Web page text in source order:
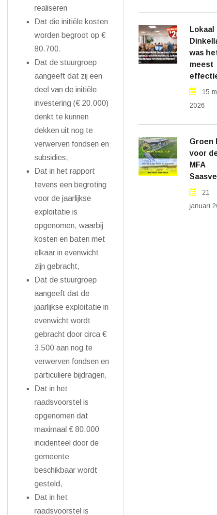
realiseren
Dat die initiële kosten
worden begroot op €
80.700.
Dat de stuurgroep
aangeeft dat zij een
deel van de initiële
investering (€ 20.000)
denkt te kunnen
dekken uit nog te
verwerven fondsen en
subsidies,
Dat in het rapport
tevens een begroting
voor de jaarlijkse
exploitatie is
opgenomen, waarbij
kosten en baten met
elkaar in evenwicht
zijn gebracht,
Dat de stuurgroep
aangeeft dat de
jaarlijkse exploitatie in
evenwicht wordt
gebracht door circa €
3.500 aan nog te
verwerven fondsen en
particuliere bijdragen,
Dat in het
raadsvoorstel is
opgenomen dat
maximaal € 80.000
incidenteel door de
gemeente
beschikbaar wordt
gesteld,
Dat in het
raadsvoorstel is
Lokaal
was
meest
15
2026
Groen
voor
MFA
21
januari